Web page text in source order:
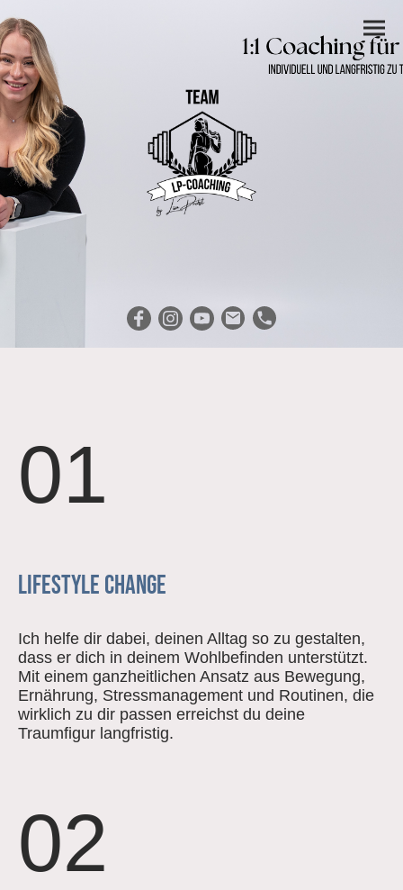
01
Lifestyle Change
Ich helfe dir dabei, deinen Alltag so zu gestalten,
dass er dich in deinem Wohlbefinden unterstützt.
Mit einem ganzheitlichen Ansatz aus Bewegung,
Ernährung, Stressmanagement und Routinen, die
wirklich zu dir passen erreichst du deine
Traumfigur langfristig.
02